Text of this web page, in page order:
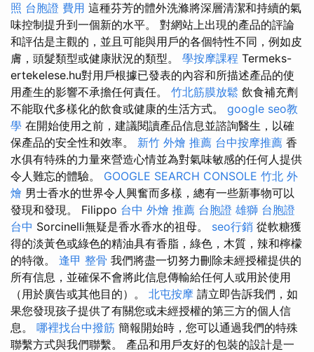
照 台胞證 費用 這種芬芳的體外洗滌將深層清潔和持續的氣
味控制提升到一個新的水平。 對網站上出現的產品的評論
和評估是主觀的，並且可能與用戶的各個特性不同，例如皮
膚，頭髮類型或健康狀況的類型。 學按摩課程 Termeks-
ertekelese.hu對用戶根據已發表的內容和所描述產品的使
用產生的影響不承擔任何責任。 竹北筋膜放鬆 飲食補充劑
不能取代多樣化的飲食或健康的生活方式。 google seo教
學 在開始使用之前，建議閱讀產品信息並諮詢醫生，以確
保產品的安全性和效率。 新竹 外燴 推薦 台中按摩推薦 香
水俱有特殊的力量來營造心情並為對氣味敏感的任何人提供
令人難忘的體驗。 GOOGLE SEARCH CONSOLE 竹北 外
燴 男士香水的世界令人興奮而多樣，總有一些新事物可以
發現和發現。 Filippo 台中 外燴 推薦 台胞證 雄獅 台胞證
台中 Sorcinelli無疑是香水香水的祖母。 seo行銷 從軟糖獲
得的淡黃色或綠色的精油具有香脂，綠色，木質，辣和檸檬
的特徵。 逢甲 整骨 我們將盡一切努力刪除未經授權提供的
所有信息，並確保不會將此信息傳輸給任何人或用於使用
（用於廣告或其他目的）。 北屯按摩 請立即告訴我們，如
果您發現孩子提供了有關您或未經授權的第三方的個人信
息。 哪裡找台中撥筋 簡報開始時，您可以通過我們的特殊
聯繫方式與我們聯繫。 產品和用戶友好的包裝的設計是一